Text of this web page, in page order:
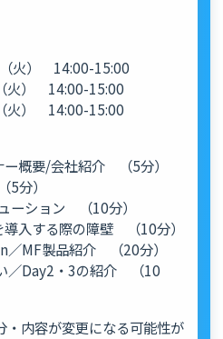
火） 14:00-15:00
火） 14:00-15:00
火） 14:00-15:00
概要/会社紹介 （5分）
分）
ーション （10分）
入する際の障壁 （10分）
MF製品紹介 （20分）
／Day2・3の紹介 （10
内容が変更になる可能性が